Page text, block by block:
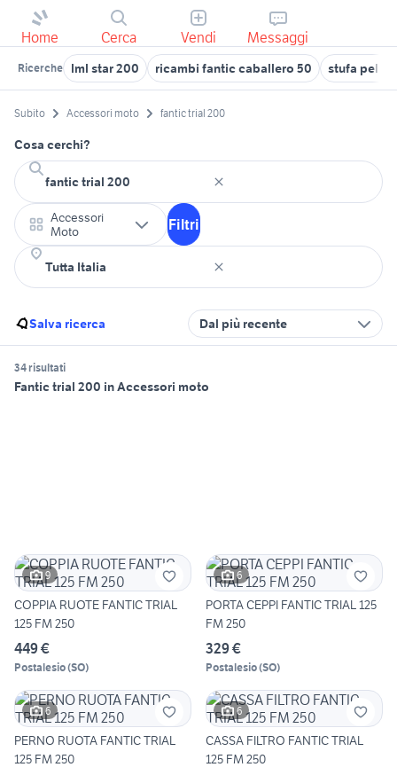
Home Cerca Vendi Messaggi
Ricerche lml star 200 ricambi fantic caballero 50 stufa pellet
Subito Accessori moto fantic trial 200
Cosa cerchi?
Accessori
Moto
Filtri
Salva ricerca Dal più recente
34 risultati
Fantic trial 200 in Accessori moto
9
COPPIA RUOTE FANTIC TRIAL
125 FM 250
449 €
Postalesio(SO)
6
PORTA CEPPI FANTIC TRIAL 125
FM 250
329 €
Postalesio(SO)
6
PERNO RUOTA FANTIC TRIAL
125 FM 250
6
CASSA FILTRO FANTIC TRIAL
125 FM 250